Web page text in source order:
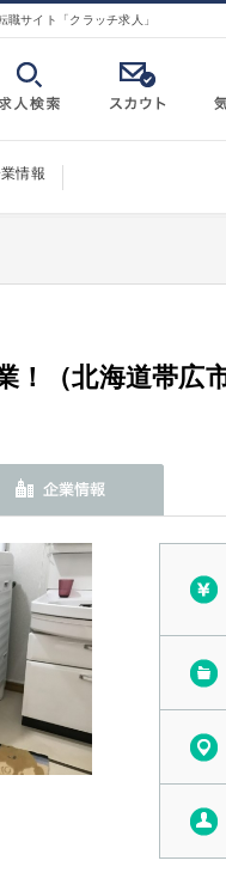
サイト「クラッチ求人」
情報
（北海道帯広市